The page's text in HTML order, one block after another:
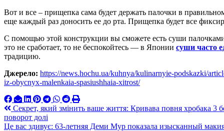
Вот и все – прищепка сама будет держать палочки в
еще каждый раз доносить ее до рта. Прищепка будет все
С помощью этой конструкции вы сможете есть суши
это не сработает, то не беспокойтесь — в Японии суши часто
традицию.
Джерело: https://news.hochu.ua/kuhnya/kulinarnyie-podskazki/
iz-obycnyx-malenkaia-spasiushhaia-xitrost/
Навигация
по
Секрет, який змінить ваше життя: Кривава повня хробака 3
поворот долі
Це вас здивує: 63-летняя Деми Мур показала изысканный